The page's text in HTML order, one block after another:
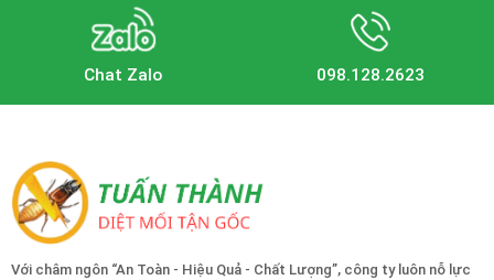
Chat Zalo 098.128.2623
Với châm ngôn “An Toàn - Hiệu Quả - Chất Lượng”, công ty luôn nỗ lực